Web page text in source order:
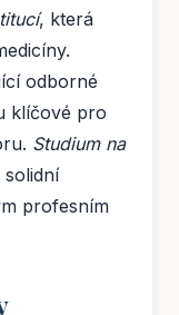
, která
odborné
klíčové pro
Studium na
profesním